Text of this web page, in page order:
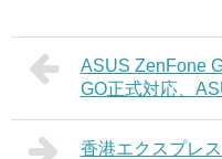
ASUS ZenFone
GO正式対応、
香港エクスプレ